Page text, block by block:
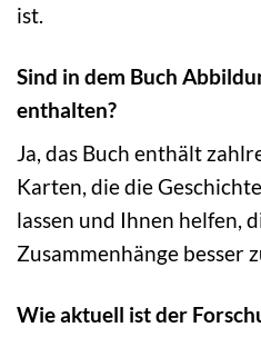
ist.
Sind in dem Buch
enthalten?
Ja, das Buch enthält
Karten, die die
lassen und Ihnen helfen,
Zusammenhänge besser
Wie aktuell ist der